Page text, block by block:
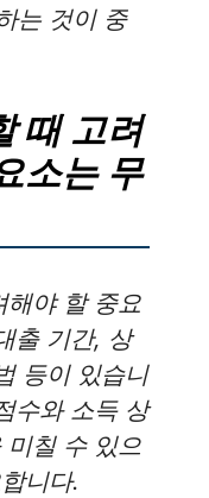
는 것이 중
때 고려
소는 무
야 할 중요
출 기간, 상
등이 있습니
수와 소득 상
미칠 수 있으
니다.